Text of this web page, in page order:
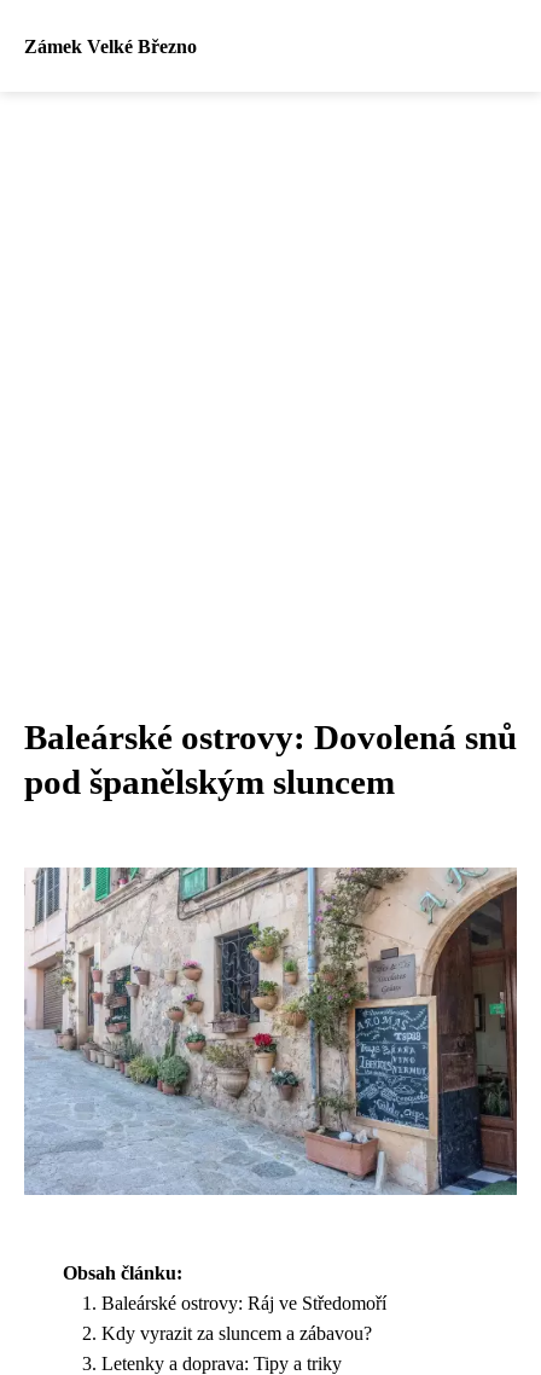
Zámek Velké Březno
Baleárské ostrovy: Dovolená snů
pod španělským sluncem
Obsah článku:
Baleárské ostrovy: Ráj ve Středomoří
Kdy vyrazit za sluncem a zábavou?
Letenky a doprava: Tipy a triky